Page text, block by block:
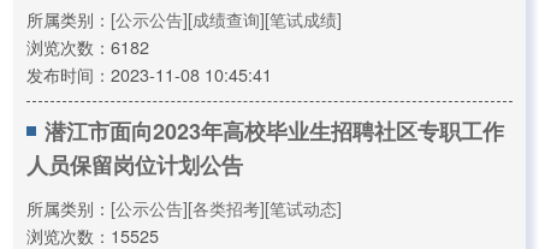
所属类别： [公示公告][成绩查询][笔试成绩]
浏览次数：6182
发布时间：2023-11-08 10:45:41
潜江市面向2023年高校毕业生招聘社区专职工作
人员保留岗位计划公告
所属类别： [公示公告][各类招考][笔试动态]
浏览次数：15525